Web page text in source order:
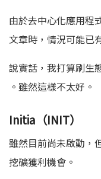
由於去中心化應用程
文章時，情況可能已
說實話，我打算刷生
。雖然這樣不太好。
Initia（INIT）
雖然目前尚未啟動，
挖礦獲利機會。